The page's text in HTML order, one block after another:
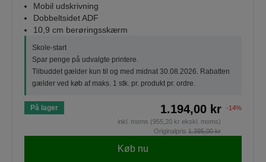
Mobil udskrivning
Dobbeltsidet ADF
10,9 cm berøringsskærm
Skole-start
Spar penge på udvalgte printere.
Tilbuddet gælder kun til og med midnat 30.08.2026. Rabatten
gælder ved køb af maks. 1 stk. pr. produkt pr. ordre.
På lager 1.194,00 kr
-14%
inkl. moms (955,20 kr ekskl. moms)
Originalpris 1.395,00 kr
Køb nu